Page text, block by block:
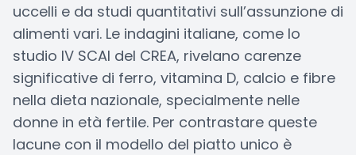
uccelli e da studi quantitativi sull’assunzione di
alimenti vari. Le indagini italiane, come lo
studio IV SCAI del CREA, rivelano carenze
significative di ferro, vitamina D, calcio e fibre
nella dieta nazionale, specialmente nelle
donne in età fertile. Per contrastare queste
lacune con il modello del piatto unico è